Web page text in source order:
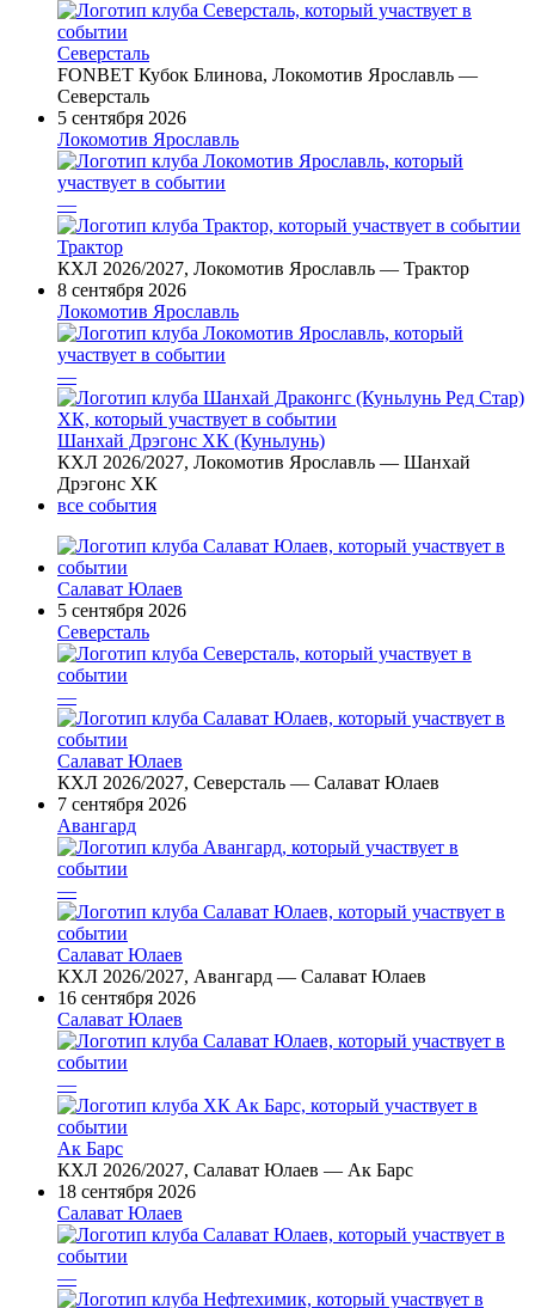
Северсталь
FONBET Кубок Блинова, Локомотив Ярославль —
Северсталь
5 сентября 2026
Локомотив Ярославль
—
Трактор
КХЛ 2026/2027, Локомотив Ярославль — Трактор
8 сентября 2026
Локомотив Ярославль
—
Шанхай Дрэгонс ХК (Куньлунь)
КХЛ 2026/2027, Локомотив Ярославль — Шанхай
Дрэгонс ХК
все события
Салават Юлаев
5 сентября 2026
Северсталь
—
Салават Юлаев
КХЛ 2026/2027, Северсталь — Салават Юлаев
7 сентября 2026
Авангард
—
Салават Юлаев
КХЛ 2026/2027, Авангард — Салават Юлаев
16 сентября 2026
Салават Юлаев
—
Ак Барс
КХЛ 2026/2027, Салават Юлаев — Ак Барс
18 сентября 2026
Салават Юлаев
—